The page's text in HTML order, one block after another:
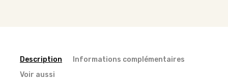
Description
Informations complémentaires
Voir aussi